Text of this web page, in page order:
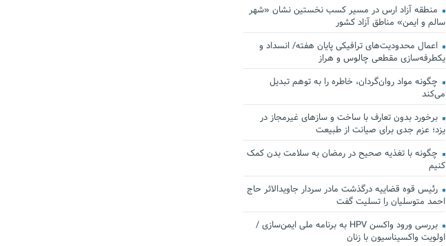
منطقه آزاد ارس در مسیر کسب نخستین نشان «شهر
سالم و ایمن» مناطق آزاد کشور
اعمال محدودیت‌های ترافیکی پایان هفته/ انسداد و
یکطرفه‌سازی مقطعی چالوس و هراز
چگونه مواد روان‌گردان، خاطره را به توهم تبدیل
می‌کند
برخورد بدون تعارف با ساخت‌ و سازهای غیرمجاز در
یزد؛ عزم جدی برای صیانت از طبیعت
چگونه با تغذیه صحیح در رمضان به سلامت بدن کمک
کنیم
رئیس قوه قضاییه درگذشت مادر سردار جاویدالاثر حاج
احمد متوسلیان را تسلیت گفت
بررسی ورود واکسن HPV به برنامه ملی ایمن‌سازی /
اولویت واکسیناسیون با زنان